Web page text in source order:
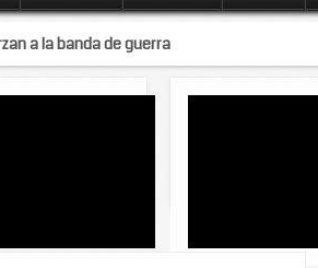
a la banda de guerra